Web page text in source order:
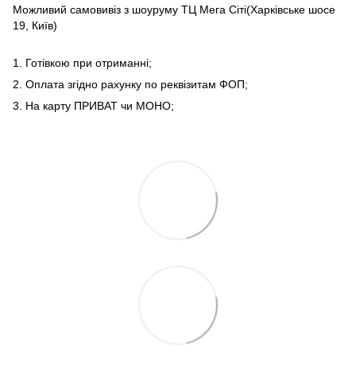
Можливий самовивіз з шоуруму ТЦ Мега Сіті(Харківське шосе
19, Київ)
1. Готівкою при отриманні;
2. Оплата згідно рахунку по реквізитам ФОП;
3. На карту ПРИВАТ чи МОНО;